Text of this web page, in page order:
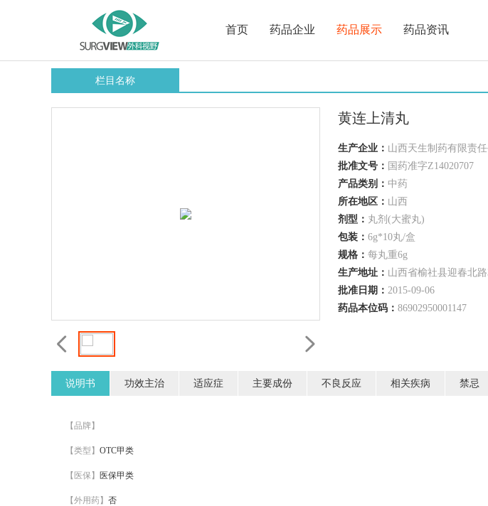
首页 药品企业 药品展示 药品资讯
栏目名称
黄连上清丸
生产企业： 山西天生制药有限责任
批准文号： 国药准字Z14020707
产品类别： 中药
所在地区： 山西
剂型： 丸剂(大蜜丸)
包装：6g*10丸/盒
规格：每丸重6g
生产地址： 山西省榆社县迎春北
批准日期：2015-09-06
药品本位码：86902950001147
说明书 功效主治 适应症 主要成份 不良反应 相关疾病 禁忌
【品牌】
【类型】 OTC甲类
【医保】 医保甲类
【外用药】 否